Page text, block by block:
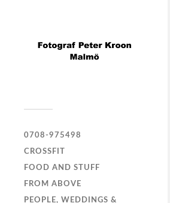
0708-975498
CROSSFIT
FOOD AND STUFF
FROM ABOVE
PEOPLE, WEDDINGS &